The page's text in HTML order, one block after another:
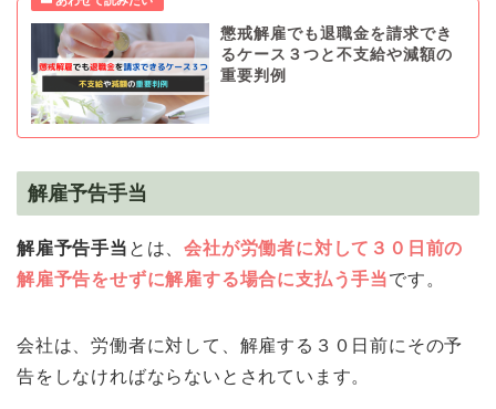
懲戒解雇でも退職金を請求でき
るケース３つと不支給や減額の
重要判例
解雇予告手当
解雇予告手当 とは、会社が労働者に対して３０日前の
解雇予告をせずに解雇する場合に支払う手当です。
会社は、労働者に対して、解雇する３０日前にその予
告をしなければならないとされています。